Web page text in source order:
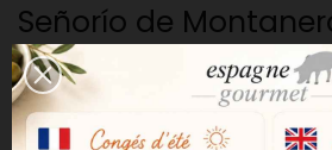
Señorío de
dintre cele mai
case din universul